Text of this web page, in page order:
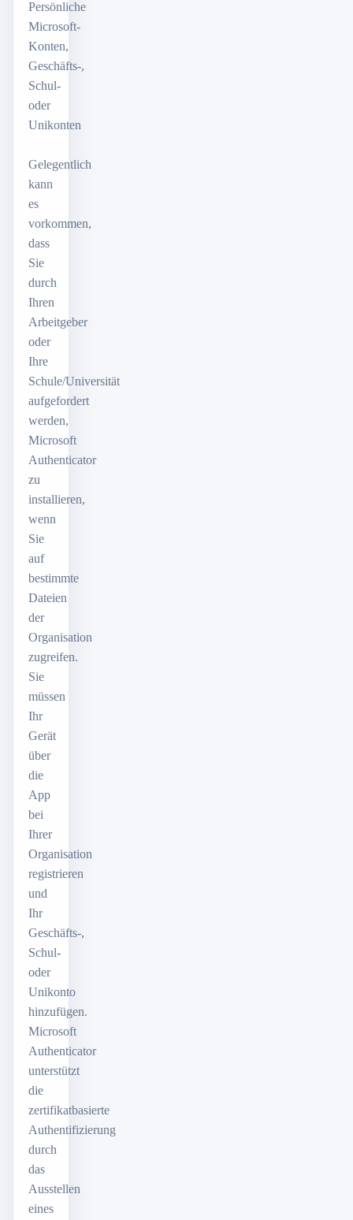
Persönliche
Microsoft-
Konten,
Geschäfts-,
Schul-
oder
Unikonten
Gelegentlich
kann
es
vorkommen,
dass
Sie
durch
Ihren
Arbeitgeber
oder
Ihre
Schule/Universität
aufgefordert
werden,
Microsoft
Authenticator
zu
installieren,
wenn
Sie
auf
bestimmte
Dateien
der
Organisation
zugreifen.
Sie
müssen
Ihr
Gerät
über
die
App
bei
Ihrer
Organisation
registrieren
und
Ihr
Geschäfts-,
Schul-
oder
Unikonto
hinzufügen.
Microsoft
Authenticator
unterstützt
die
zertifikatbasierte
Authentifizierung
durch
das
Ausstellen
eines